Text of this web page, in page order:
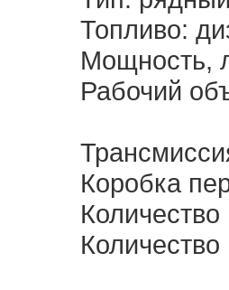
Топливо:
Мощность,
Рабочий
Коробка